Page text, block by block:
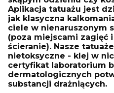
Aplikacja tatuażu jest
jak klasyczna
ciele w nienaruszonym
(poza miejscami zagięć
ścieranie). Nasze
nietoksyczne - klej w
certyfikat laboratorium
dermatologicznych
substancji drażniących.